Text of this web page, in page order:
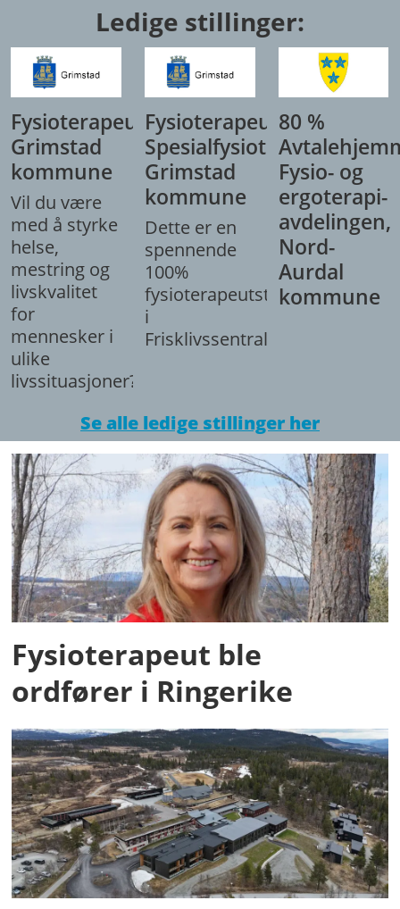
Ledige stillinger:
Fysioterapeut,
Grimstad
kommune
Vil du være
med å styrke
helse,
mestring og
livskvalitet
for
mennesker i
ulike
livssituasjoner?
Fysioterapeut/
Spesialfysioterapeut,
Grimstad
kommune
Dette er en
spennende
100%
fysioterapeutstilling
i
Frisklivssentralen.
80 %
Fysio- og
ergoterapi-
avdelingen,
Nord-
Aurdal
kommune
Se alle ledige stillinger her
Fysioterapeut ble
ordfører i Ringerike